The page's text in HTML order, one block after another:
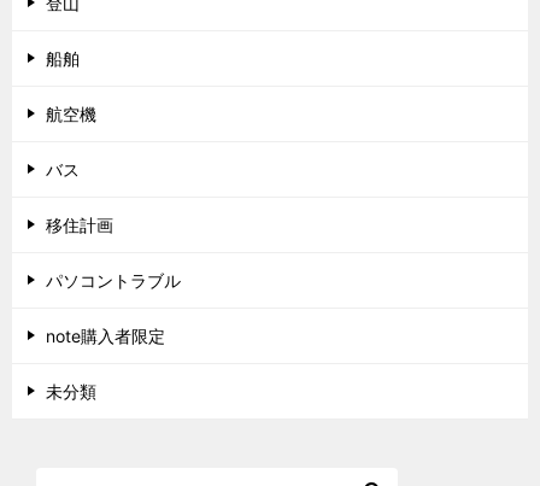
船舶
航空機
バス
移住計画
パソコントラブル
note購入者限定
未分類